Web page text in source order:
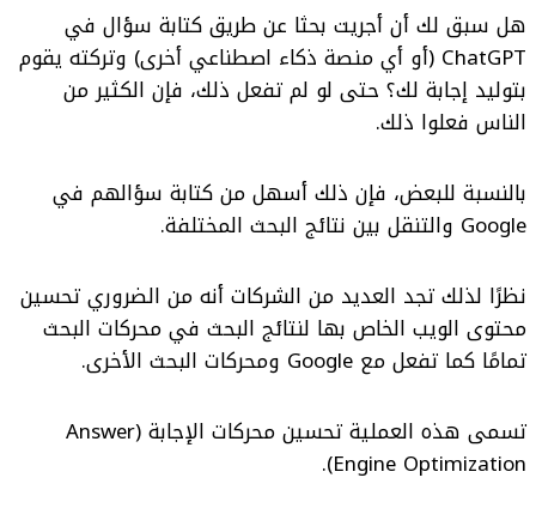
هل سبق لك أن أجريت بحثا عن طريق كتابة سؤال في
ChatGPT (أو أي منصة ذكاء اصطناعي أخرى) وتركته يقوم
بتوليد إجابة لك؟ حتى لو لم تفعل ذلك، فإن الكثير من
الناس فعلوا ذلك.
بالنسبة للبعض، فإن ذلك أسهل من كتابة سؤالهم في
Google والتنقل بين نتائج البحث المختلفة.
نظرًا لذلك تجد العديد من الشركات أنه من الضروري تحسين
محتوى الويب الخاص بها لنتائج البحث في محركات البحث
تمامًا كما تفعل مع Google ومحركات البحث الأخرى.
تسمى هذه العمليةتحسين محركات الإجابة (Answer
Engine Optimization
)‏
.